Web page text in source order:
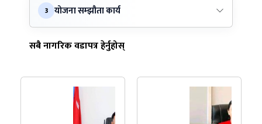
3 योजना सम्झौता कार्य
सबै नागरिक वडापत्र हेर्नुहोस्